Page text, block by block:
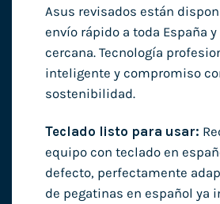
Asus revisados están
envío rápido a toda España
cercana. Tecnología
inteligente y compromiso
sostenibilidad.
Teclado listo para usar:
equipo con teclado en
defecto, perfectamente
de pegatinas en español ya